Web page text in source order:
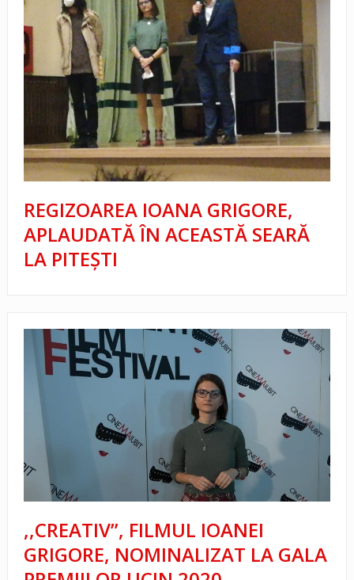
REGIZOAREA IOANA GRIGORE,
APLAUDATĂ ÎN ACEASTĂ SEARĂ
LA PITEȘTI
,,CREATIV”, FILMUL IOANEI
GRIGORE, NOMINALIZAT LA GALA